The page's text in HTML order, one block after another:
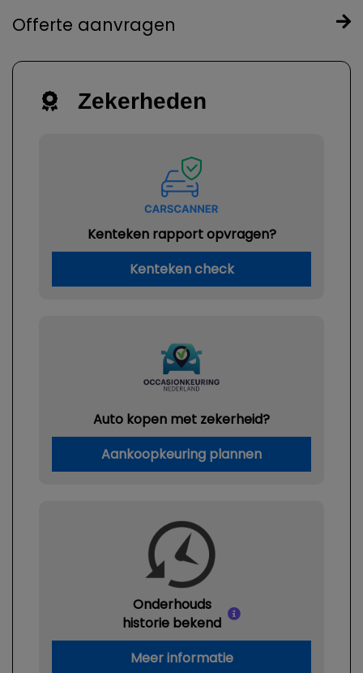
Offerte aanvragen
Zekerheden
Kenteken rapport opvragen?
Kenteken check
Auto kopen met zekerheid?
Aankoopkeuring plannen
Onderhouds
historie bekend
Meer informatie